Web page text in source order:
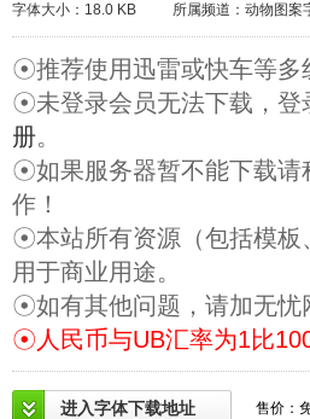
字体大小：18.0 KB 所属频道： 动物图案
☉推荐使用迅雷或快车等多
☉未登录会员无法下载，登
册。
☉如果服务器暂不能下载请
作！
☉本站所有资源（包括模板
用于商业用途。
☉如有其他问题，请加无忧
☉人民币与UB汇率为1比
进入字体下载地址 售价：